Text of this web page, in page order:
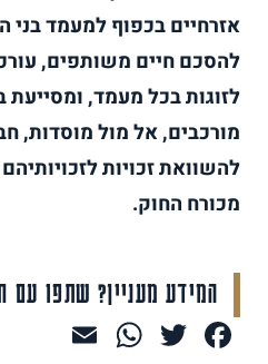
אזרחיים בכפוף למעמד בני
להסכם חיים משותפים,
לזוגות בכל מעמד, ומסייעת
מורכבים, אל מול מוסדות,
להשוואת זכויות
מכורח החוק.
המידע מעניין? שתפו עם
Facebook
Twitter